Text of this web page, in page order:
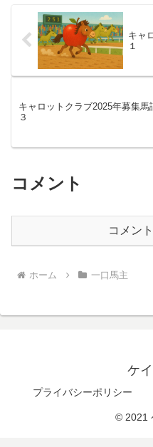
キャ
１
キャロットクラブ2025年募集馬
３
コメント
コメン
ホーム 一口馬主
ケ
プライバシーポリシー
© 2021